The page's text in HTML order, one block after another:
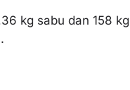
kg sabu dan 158 kg